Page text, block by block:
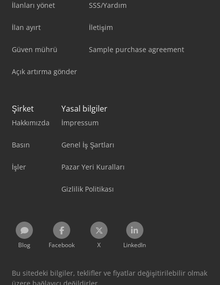
İlanları yönet
İlan ayırt
Güven mührü
Açık artırma gönder
SSS/Yardım
İletişim
Sample purchase agreement
Şirket
Hakkımızda
Basın
İşler
Yasal bilgiler
İmpressum
Genel İş Şartları
Pazar Yeri Kuralları
Gizlilik Politikası
Blog Facebook X LinkedIn
Bu sitedeki bilgiler, teklifler ve fiyatlar değişitirilebilir olmak